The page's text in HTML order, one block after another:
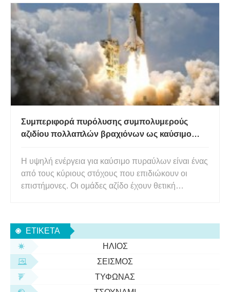
γραμμών σκιαγραφημένων σε ένα θραύσμα βράχου
με ένα κόκκινο κραγιόνι ώχρας πριν από 73.000
Συμπεριφορά πυρόλυσης συμπολυμερούς
αζιδίου πολλαπλών βραχιόνων ως καύσιμο
Η υψηλή ενέργεια για καύσιμο πυραύλων είναι ένας
από τους κύριους στόχους που επιδιώκουν οι
επιστήμονες. Οι ομάδες αζίδο έχουν θετική
Επομένως, πολλά πολυμερή αζιδίου (όπως GAP,
PBAMO και PAMMO) χρησιμοποιούνται ω
ΕΤΙΚΈΤΑ
ΉΛΙΟΣ
ΣΕΙΣΜΌΣ
ΤΥΦΏΝΑΣ